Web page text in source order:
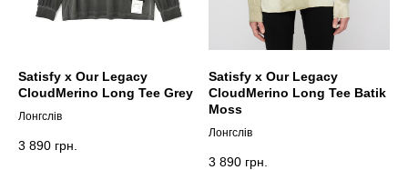
Satisfy x Our Legacy
CloudMerino Long Tee Grey
Лонгслів
3 890 грн.
Satisfy x Our Legacy
CloudMerino Long Tee Batik
Moss
Лонгслів
3 890 грн.